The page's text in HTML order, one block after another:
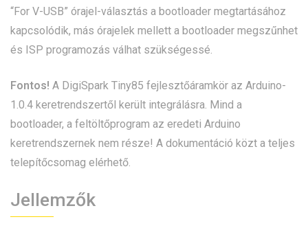
“For V-USB” órajel-választás a bootloader megtartásához
kapcsolódik, más órajelek mellett a bootloader megszűnhet
és ISP programozás válhat szükségessé.
Fontos! A DigiSpark Tiny85 fejlesztőáramkör az Arduino-
1.0.4 keretrendszertől került integrálásra. Mind a
bootloader, a feltöltőprogram az eredeti Arduino
keretrendszernek nem része! A dokumentáció közt a teljes
telepítőcsomag elérhető.
Jellemzők